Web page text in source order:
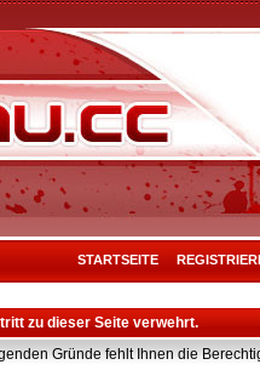
STARTSEITE
zu dieser Seite verwehrt.
Gründe fehlt Ihnen die